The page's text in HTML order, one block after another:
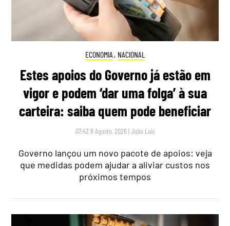
ECONOMIA , NACIONAL
Estes apoios do Governo já estão em
vigor e podem ‘dar uma folga’ à sua
carteira: saiba quem pode beneficiar
07:42 8 Agosto, 2026 |João Luís
Governo lançou um novo pacote de apoios: veja
que medidas podem ajudar a aliviar custos nos
próximos tempos